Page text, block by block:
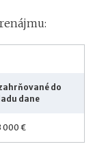
do
dane
000 €